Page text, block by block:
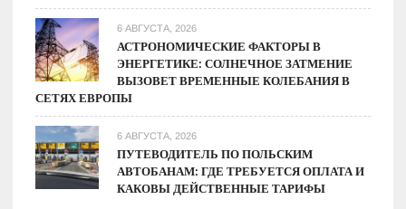
6 АВГУСТА, 2026
АСТРОНОМИЧЕСКИЕ ФАКТОРЫ В
ЭНЕРГЕТИКЕ: СОЛНЕЧНОЕ ЗАТМЕНИЕ
ВЫЗОВЕТ ВРЕМЕННЫЕ КОЛЕБАНИЯ В
СЕТЯХ ЕВРОПЫ
6 АВГУСТА, 2026
ПУТЕВОДИТЕЛЬ ПО ПОЛЬСКИМ
АВТОБАНАМ: ГДЕ ТРЕБУЕТСЯ ОПЛАТА И
КАКОВЫ ДЕЙСТВЕННЫЕ ТАРИФЫ